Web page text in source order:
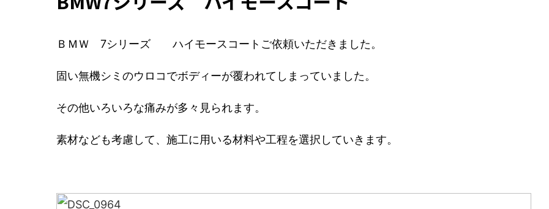
ＢＭＷ 7シリーズ ハイモースコートご依頼いただきました。
固い無機シミのウロコでボディーが覆われてしまっていました。
その他いろいろな痛みが多々見られます。
素材なども考慮して、施工に用いる材料や工程を選択していきます。